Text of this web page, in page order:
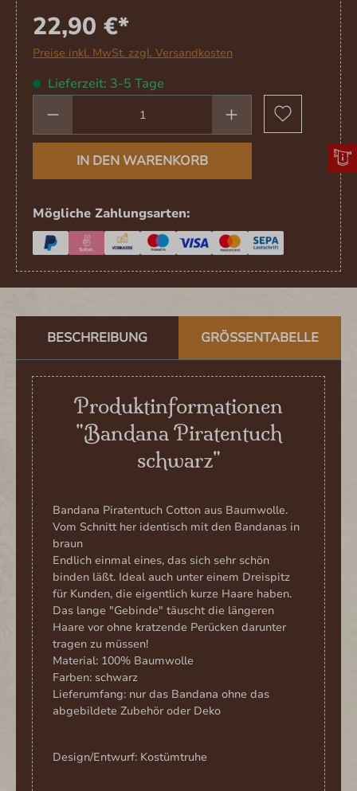
22,90 €*
Preise inkl. MwSt. zzgl. Versandkosten
Lieferzeit: 3-5 Tage
Produkt Anzahl: Gib den
IN DEN WARENKORB
Mögliche Zahlungsarten:
BESCHREIBUNG GRÖSSENTABELLE
Produktinformationen
"Bandana Piratentuch
schwarz"
Bandana Piratentuch Cotton aus Baumwolle.
Vom Schnitt her identisch mit den Bandanas in
braun
Endlich einmal eines, das sich sehr schön
binden läßt. Ideal auch unter einem Dreispitz
für Kunden, die eigentlich kurze Haare haben.
Das lange "Gebinde" täuscht die längeren
Haare vor ohne kratzende Perücken darunter
tragen zu müssen!
Material: 100% Baumwolle
Farben: schwarz
Lieferumfang: nur das Bandana ohne das
abgebildete Zubehör oder Deko
Design/Entwurf: Kostümtruhe